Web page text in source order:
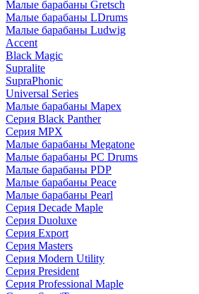
Малые барабаны Gretsch
Малые барабаны LDrums
Малые барабаны Ludwig
Accent
Black Magic
Supralite
SupraPhonic
Universal Series
Малые барабаны Mapex
Серия Black Panther
Серия MPX
Малые барабаны Megatone
Малые барабаны PC Drums
Малые барабаны PDP
Малые барабаны Peace
Малые барабаны Pearl
Серия Decade Maple
Серия Duoluxe
Серия Export
Серия Masters
Серия Modern Utility
Серия President
Серия Professional Maple